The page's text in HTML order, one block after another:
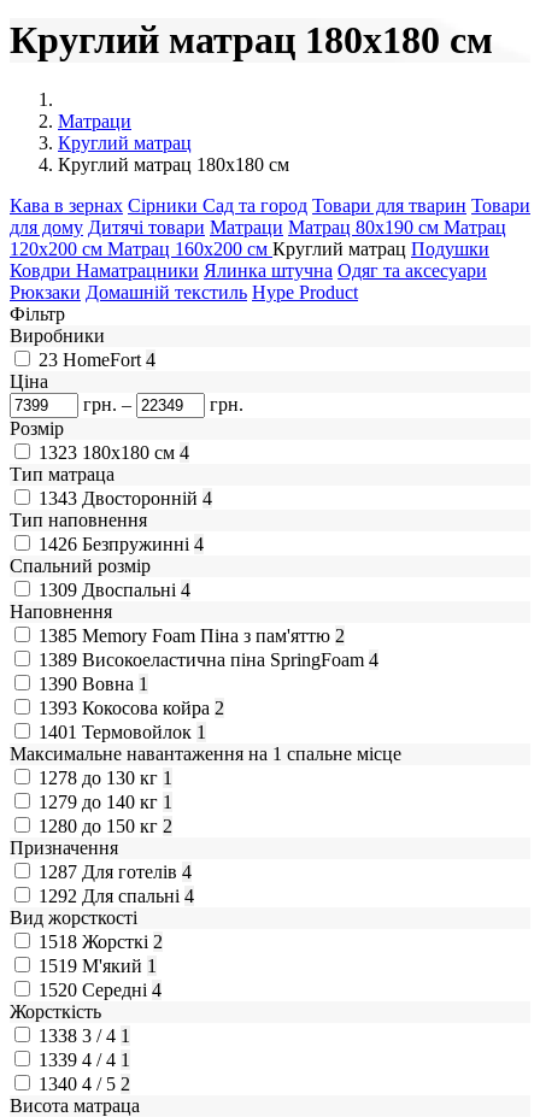
Круглий матрац 180х180 см
Матраци
Круглий матрац
Круглий матрац 180х180 см
Кава в зернах Сірники Сад та город Товари для тварин Товари
для дому Дитячі товари Матраци Матрац 80х190 см Матрац
120х200 см Матрац 160х200 см Круглий матрац Подушки
Ковдри Наматрацники Ялинка штучна Одяг та аксесуари
Рюкзаки Домашній текстиль Hype Product
Фільтр
Виробники
23 HomeFort 4
Ціна
грн. –
грн.
Розмір
1323 180х180 см 4
Тип матраца
1343 Двосторонній 4
Тип наповнення
1426 Безпружинні 4
Спальний розмір
1309 Двоспальні 4
Наповнення
1385 Memory Foam Піна з пам'яттю 2
1389 Високоеластична піна SpringFoam 4
1390 Вовна 1
1393 Кокосова койра 2
1401 Термовойлок 1
Максимальне навантаження на 1 спальне місце
1278 до 130 кг 1
1279 до 140 кг 1
1280 до 150 кг 2
Призначення
1287 Для готелів 4
1292 Для спальні 4
Вид жорсткості
1518 Жорсткі 2
1519 М'який 1
1520 Середні 4
Жорсткість
1338 3 / 4 1
1339 4 / 4 1
1340 4 / 5 2
Висота матраца